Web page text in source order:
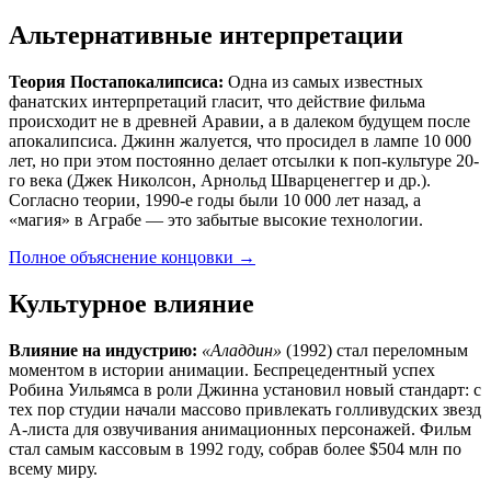
Альтернативные интерпретации
Теория Постапокалипсиса: Одна из самых известных
фанатских интерпретаций гласит, что действие фильма
происходит не в древней Аравии, а в далеком будущем после
апокалипсиса. Джинн жалуется, что просидел в лампе 10 000
лет, но при этом постоянно делает отсылки к поп-культуре 20-
го века (Джек Николсон, Арнольд Шварценеггер и др.).
Согласно теории, 1990-е годы были 10 000 лет назад, а
«магия» в Аграбе — это забытые высокие технологии.
Полное объяснение концовки →
Культурное влияние
Влияние на индустрию: «Аладдин» (1992) стал переломным
моментом в истории анимации. Беспрецедентный успех
Робина Уильямса в роли Джинна установил новый стандарт: с
тех пор студии начали массово привлекать голливудских звезд
А-листа для озвучивания анимационных персонажей. Фильм
стал самым кассовым в 1992 году, собрав более $504 млн по
всему миру.